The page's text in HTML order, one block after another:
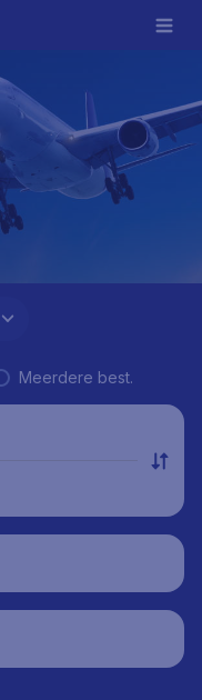
Meerdere best.